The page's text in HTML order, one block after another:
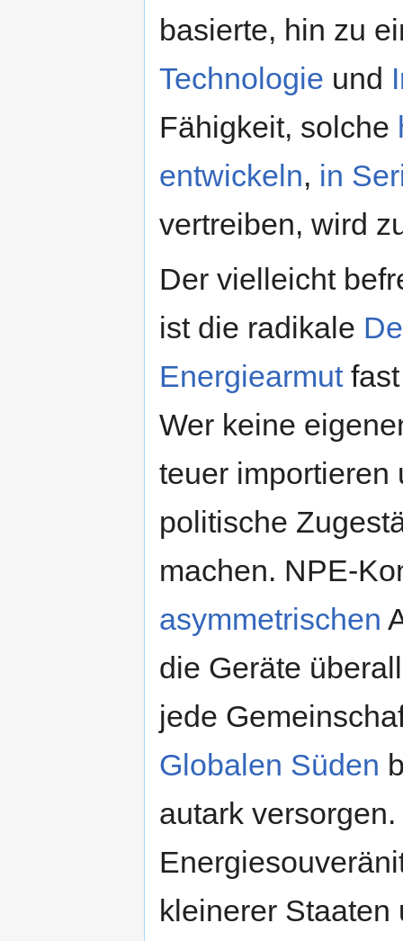
basierte, hin zu
Technologie und
Fähigkeit, solche
entwickeln, in
vertreiben, wird
Der vielleicht
ist die radikale
Energiearmutfast
Wer keine
teuer importieren
politische
machen. NPE-
asymmetrischen
die Geräte
jede
Globalen Süden
autark
kleinerer